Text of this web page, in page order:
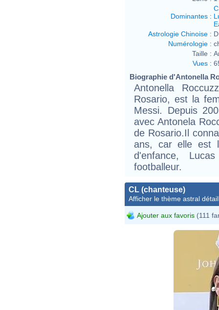
Dominantes :
Astrologie Chinoise :
Numérologie :
Taille :
Vues :
Biographie d'Antonella
Antonella
Rosario, est la
Messi. Depuis
avec Antonela
de Rosario.Il
ans, car elle est
d'enfance,
footballeur.
CL (chanteuse)
Afficher le thème astral
Ajouter aux favoris (111